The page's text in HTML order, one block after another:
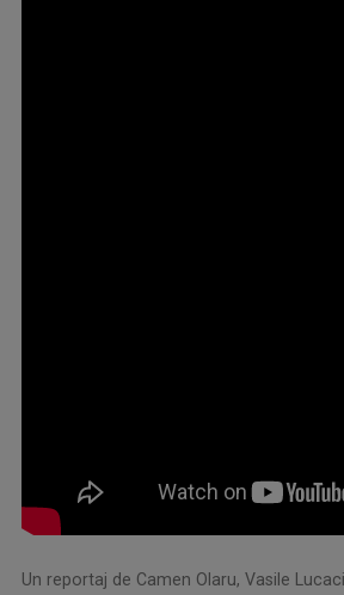
Un reportaj de Camen Olaru, Vasile